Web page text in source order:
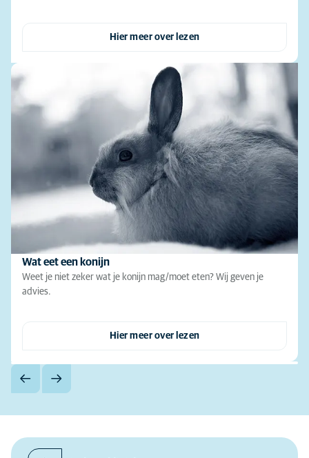
Hier meer over lezen
Wat eet een konijn
Weet je niet zeker wat je konijn mag/moet eten? Wij geven je
advies.
Hier meer over lezen